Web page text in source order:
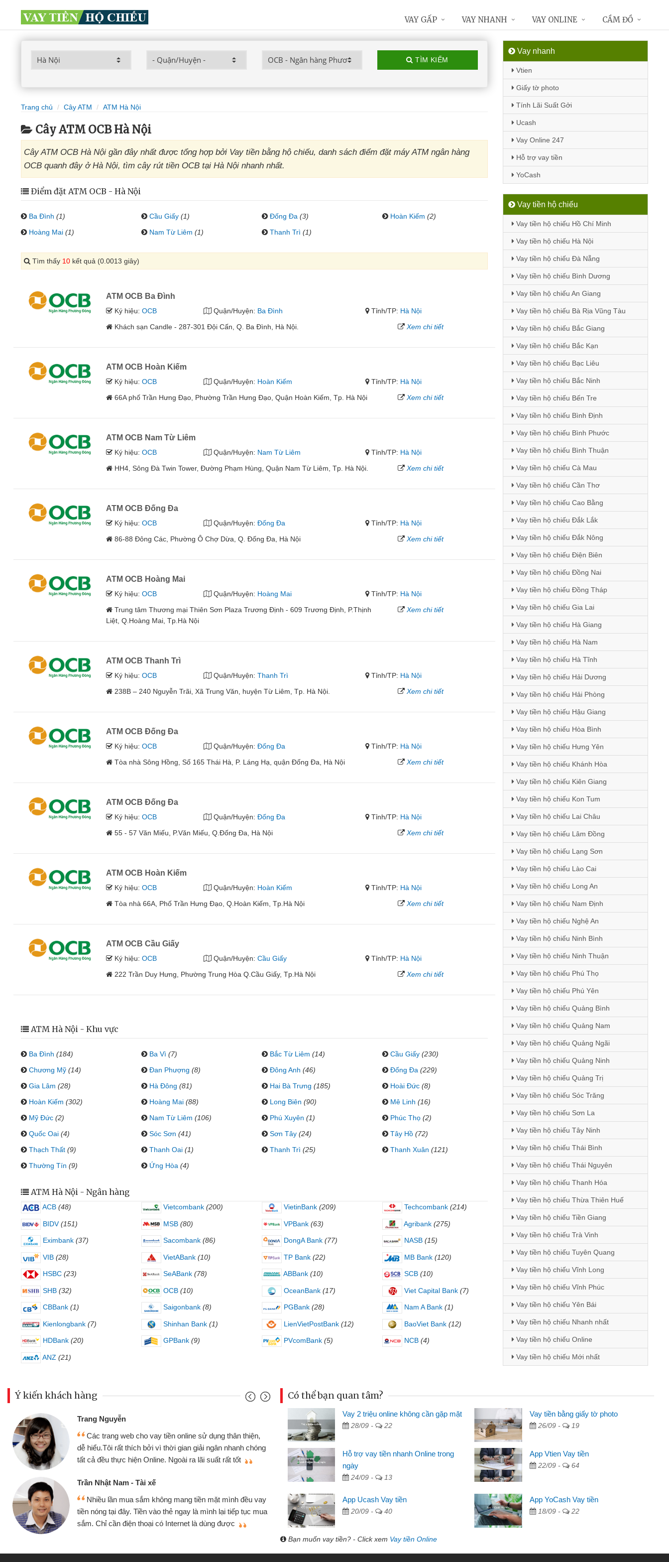
TÌM KIẾM
Trang chủ Cây ATM ATM Hà Nội
Cây ATM OCB Hà Nội
Cây ATM OCB Hà Nội gần đây nhất được tổng hợp bởi Vay tiền bằng hộ chiếu, danh sách điểm đặt máy ATM ngân hàng
OCB quanh đây ở Hà Nội, tìm cây rút tiền OCB tại Hà Nội nhanh nhất.
Điểm đặt ATM OCB - Hà Nội
Ba Đình (1) Cầu Giấy (1) Đống Đa (3) Hoàn Kiếm (2)
Hoàng Mai (1) Nam Từ Liêm (1) Thanh Trì (1)
Tìm thấy 10 kết quả (0.0013 giây)
ATM OCB Ba Đình
Ký hiệu:OCB Quận/Huyện: Ba Đình Tỉnh/TP: Hà Nội
Khách sạn Candle - 287-301 Đội Cấn, Q. Ba Đình, Hà Nội.
Xem chi tiết
ATM OCB Hoàn Kiếm
Ký hiệu:OCB Quận/Huyện: Hoàn Kiếm Tỉnh/TP: Hà Nội
66A phố Trần Hưng Đạo, Phường Trần Hưng Đạo, Quận Hoàn Kiếm, Tp. Hà Nội
Xem chi tiết
ATM OCB Nam Từ Liêm
Ký hiệu:OCB Quận/Huyện: Nam Từ Liêm Tỉnh/TP: Hà Nội
HH4, Sông Đà Twin Tower, Đường Phạm Hùng, Quận Nam Từ Liêm, Tp. Hà Nội.
Xem chi tiết
ATM OCB Đống Đa
Ký hiệu:OCB Quận/Huyện: Đống Đa Tỉnh/TP: Hà Nội
86-88 Đông Các, Phường Ô Chợ Dừa, Q. Đống Đa, Hà Nội
Xem chi tiết
ATM OCB Hoàng Mai
Ký hiệu:OCB Quận/Huyện: Hoàng Mai Tỉnh/TP: Hà Nội
Trung tâm Thương mại Thiên Sơn Plaza Trương Định - 609 Trương Định, P.Thịnh
Liệt, Q.Hoàng Mai, Tp.Hà Nội
Xem chi tiết
ATM OCB Thanh Trì
Ký hiệu:OCB Quận/Huyện: Thanh Trì Tỉnh/TP: Hà Nội
238B – 240 Nguyễn Trãi, Xã Trung Văn, huyện Từ Liêm, Tp. Hà Nội.
Xem chi tiết
ATM OCB Đống Đa
Ký hiệu:OCB Quận/Huyện: Đống Đa Tỉnh/TP: Hà Nội
Tòa nhà Sông Hồng, Số 165 Thái Hà, P. Láng Hạ, quận Đống Đa, Hà Nội
Xem chi tiết
ATM OCB Đống Đa
Ký hiệu:OCB Quận/Huyện: Đống Đa Tỉnh/TP: Hà Nội
55 - 57 Văn Miếu, P.Văn Miếu, Q.Đống Đa, Hà Nội
Xem chi tiết
ATM OCB Hoàn Kiếm
Ký hiệu:OCB Quận/Huyện: Hoàn Kiếm Tỉnh/TP: Hà Nội
Tòa nhà 66A, Phố Trần Hưng Đạo, Q.Hoàn Kiếm, Tp.Hà Nội
Xem chi tiết
ATM OCB Cầu Giấy
Ký hiệu:OCB Quận/Huyện: Cầu Giấy Tỉnh/TP: Hà Nội
222 Trần Duy Hưng, Phường Trung Hòa Q.Cầu Giấy, Tp.Hà Nội
Xem chi tiết
ATM Hà Nội - Khu vực
Ba Đình (184) Ba Vì (7) Bắc Từ Liêm (14) Cầu Giấy (230)
Chương Mỹ (14) Đan Phượng (8) Đông Anh (46) Đống Đa (229)
Gia Lâm (28) Hà Đông (81) Hai Bà Trưng (185) Hoài Đức (8)
Hoàn Kiếm (302) Hoàng Mai (88) Long Biên (90) Mê Linh (16)
Mỹ Đức (2) Nam Từ Liêm (106) Phú Xuyên (1) Phúc Thọ (2)
Quốc Oai (4) Sóc Sơn (41) Sơn Tây (24) Tây Hồ (72)
Thạch Thất (9) Thanh Oai (1) Thanh Trì (25) Thanh Xuân (121)
Thường Tín (9) Ứng Hòa (4)
ATM Hà Nội - Ngân hàng
ACB (48) Vietcombank (200) VietinBank (209) Techcombank (214)
BIDV (151) MSB (80) VPBank (63) Agribank (275)
Eximbank (37) Sacombank (86) DongA Bank (77) NASB (15)
VIB (28) VietABank (10) TP Bank (22) MB Bank (120)
HSBC (23) SeABank (78) ABBank (10) SCB (10)
SHB (32) OCB (10) OceanBank (17) Viet Capital Bank (7)
CBBank (1) Saigonbank (8) PGBank (28) Nam A Bank (1)
Kienlongbank (7) Shinhan Bank (1) LienVietPostBank (12) BaoViet Bank (12)
HDBank (20) GPBank (9) PVcomBank (5) NCB (4)
ANZ (21)
Vay nhanh
Vtien
Giấy tờ photo
Tính Lãi Suất Gởi
Ucash
Vay Online 247
Hỗ trợ vay tiền
YoCash
Vay tiền hộ chiếu
Vay tiền hộ chiếu Hồ Chí Minh
Vay tiền hộ chiếu Hà Nội
Vay tiền hộ chiếu Đà Nẵng
Vay tiền hộ chiếu Bình Dương
Vay tiền hộ chiếu An Giang
Vay tiền hộ chiếu Bà Rịa Vũng Tàu
Vay tiền hộ chiếu Bắc Giang
Vay tiền hộ chiếu Bắc Kạn
Vay tiền hộ chiếu Bạc Liêu
Vay tiền hộ chiếu Bắc Ninh
Vay tiền hộ chiếu Bến Tre
Vay tiền hộ chiếu Bình Định
Vay tiền hộ chiếu Bình Phước
Vay tiền hộ chiếu Bình Thuận
Vay tiền hộ chiếu Cà Mau
Vay tiền hộ chiếu Cần Thơ
Vay tiền hộ chiếu Cao Bằng
Vay tiền hộ chiếu Đắk Lắk
Vay tiền hộ chiếu Đắk Nông
Vay tiền hộ chiếu Điện Biên
Vay tiền hộ chiếu Đồng Nai
Vay tiền hộ chiếu Đồng Tháp
Vay tiền hộ chiếu Gia Lai
Vay tiền hộ chiếu Hà Giang
Vay tiền hộ chiếu Hà Nam
Vay tiền hộ chiếu Hà Tĩnh
Vay tiền hộ chiếu Hải Dương
Vay tiền hộ chiếu Hải Phòng
Vay tiền hộ chiếu Hậu Giang
Vay tiền hộ chiếu Hòa Bình
Vay tiền hộ chiếu Hưng Yên
Vay tiền hộ chiếu Khánh Hòa
Vay tiền hộ chiếu Kiên Giang
Vay tiền hộ chiếu Kon Tum
Vay tiền hộ chiếu Lai Châu
Vay tiền hộ chiếu Lâm Đồng
Vay tiền hộ chiếu Lạng Sơn
Vay tiền hộ chiếu Lào Cai
Vay tiền hộ chiếu Long An
Vay tiền hộ chiếu Nam Định
Vay tiền hộ chiếu Nghệ An
Vay tiền hộ chiếu Ninh Bình
Vay tiền hộ chiếu Ninh Thuận
Vay tiền hộ chiếu Phú Thọ
Vay tiền hộ chiếu Phú Yên
Vay tiền hộ chiếu Quảng Bình
Vay tiền hộ chiếu Quảng Nam
Vay tiền hộ chiếu Quảng Ngãi
Vay tiền hộ chiếu Quảng Ninh
Vay tiền hộ chiếu Quảng Trị
Vay tiền hộ chiếu Sóc Trăng
Vay tiền hộ chiếu Sơn La
Vay tiền hộ chiếu Tây Ninh
Vay tiền hộ chiếu Thái Bình
Vay tiền hộ chiếu Thái Nguyên
Vay tiền hộ chiếu Thanh Hóa
Vay tiền hộ chiếu Thừa Thiên Huế
Vay tiền hộ chiếu Tiền Giang
Vay tiền hộ chiếu Trà Vinh
Vay tiền hộ chiếu Tuyên Quang
Vay tiền hộ chiếu Vĩnh Long
Vay tiền hộ chiếu Vĩnh Phúc
Vay tiền hộ chiếu Yên Bái
Vay tiền hộ chiếu Nhanh nhất
Vay tiền hộ chiếu Online
Vay tiền hộ chiếu Mới nhất
VAY GẤP VAY NHANH VAY ONLINE CẦM ĐỒ
Ý kiến khách hàng
dụng thân thiện,
nhanh chóng
suất rất tốt
mặt mình đều vay
lại tiếp tục mua
được
Mình cần tiền gấp nên định cầm cố chiếc xe wave
nhưng thật may đã có gói vay tiền bằng CMND online
không cần gặp mặt nên rất tiện lợi, sẽ giới thiệu cho bạn
Tôi kinh doanh buôn bán nhỏ lẻ nhiều lúc cần vốn nhập
hàng, nhờ biết đến website qua bạn bè giới thiệu tôi đã giải
quyết được công việc của mình nhanh chóng
Mai Lan - Sinh viên
Tôi biết đến thông qua quảng cáo trên facebook. Tôi là
sinh viên nên cần đóng tiền nhà, sinh nhật bạn bè, mà đọc
thấy thủ tục nhanh gọn nên tôi quyết định vay
Mất 2 tuần các ngân hàng không ai cho vay. Trong khi
cần có 2 triệu để giải quyết việc riêng, trong 1-2 ngày tôi trả
được thôi. Cảm ơn đã giúp tôi kịp thời và nhanh chóng
Có thể bạn quan tâm?
Vay 2 triệu online không cần gặp mặt
28/09 - 22
Vay tiền bằng giấy tờ photo
26/09 - 19
Hỗ trợ vay tiền nhanh Online trong
ngày
24/09 - 13
App Vtien Vay tiền
22/09 - 64
App Ucash Vay tiền
20/09 - 40
App YoCash Vay tiền
18/09 - 22
Bạn muốn vay tiền? - Click xem Vay tiền Online